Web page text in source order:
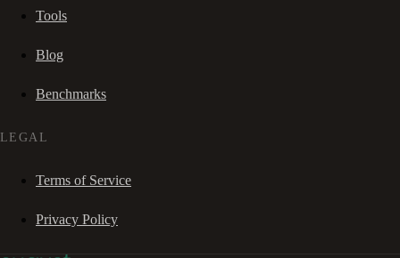
Tools
Blog
Benchmarks
LEGAL
Terms of Service
Privacy Policy